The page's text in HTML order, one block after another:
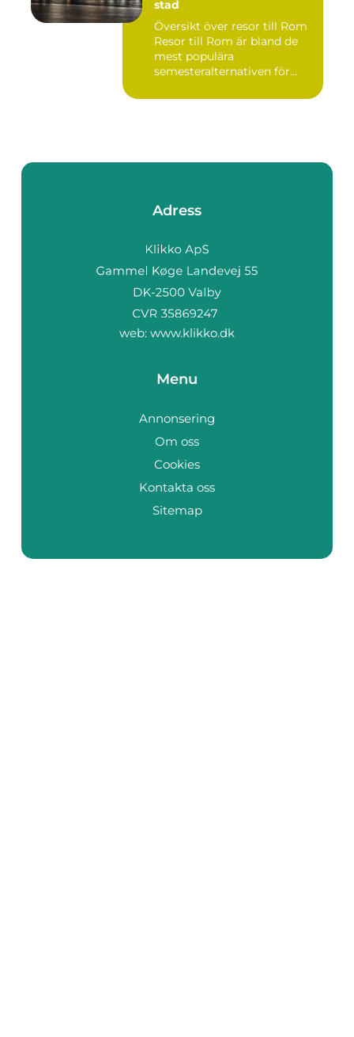
stad
Översikt över resor till Rom
Resor till Rom är bland de
mest populära
semesteralternativen för
Adress
web: www.klikko.dk
Menu
Annonsering
Om oss
Cookies
Kontakta oss
Sitemap